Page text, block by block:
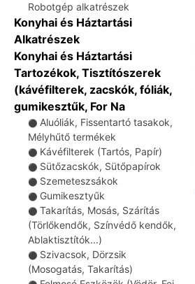
Robotgép alkatrészek
Konyhai és Háztartási
Alkatrészek
Konyhai és Háztartási
Tartozékok, Tisztítószerek
(kávéfilterek, zacskók, fóliák,
gumikesztűk, For Na
⚫ Aluóliák, Fissentartó tasakok,
Mélyhűtő termékek
⚫ Kávéfilterek (Tartós, Papír)
⚫ Sütőzacskók, Sütőpapírok
⚫ Szemeteszsákok
⚫ Gumikesztyűk
⚫ Takarítás, Mosás, Szárítás
(Törlőkendők, Színvédő kendők,
Ablaktisztítók...)
⚫ Szivacsok, Dörzsik
(Mosogatás, Takarítás)